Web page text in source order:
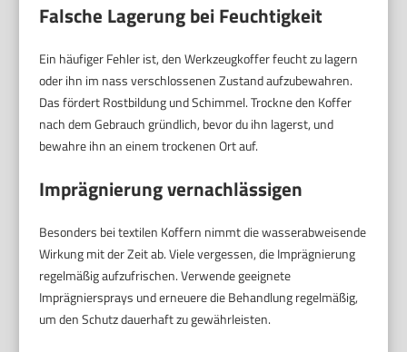
Falsche Lagerung bei Feuchtigkeit
Ein häufiger Fehler ist, den Werkzeugkoffer feucht zu lagern
oder ihn im nass verschlossenen Zustand aufzubewahren.
Das fördert Rostbildung und Schimmel. Trockne den Koffer
nach dem Gebrauch gründlich, bevor du ihn lagerst, und
bewahre ihn an einem trockenen Ort auf.
Imprägnierung vernachlässigen
Besonders bei textilen Koffern nimmt die wasserabweisende
Wirkung mit der Zeit ab. Viele vergessen, die Imprägnierung
regelmäßig aufzufrischen. Verwende geeignete
Imprägniersprays und erneuere die Behandlung regelmäßig,
um den Schutz dauerhaft zu gewährleisten.